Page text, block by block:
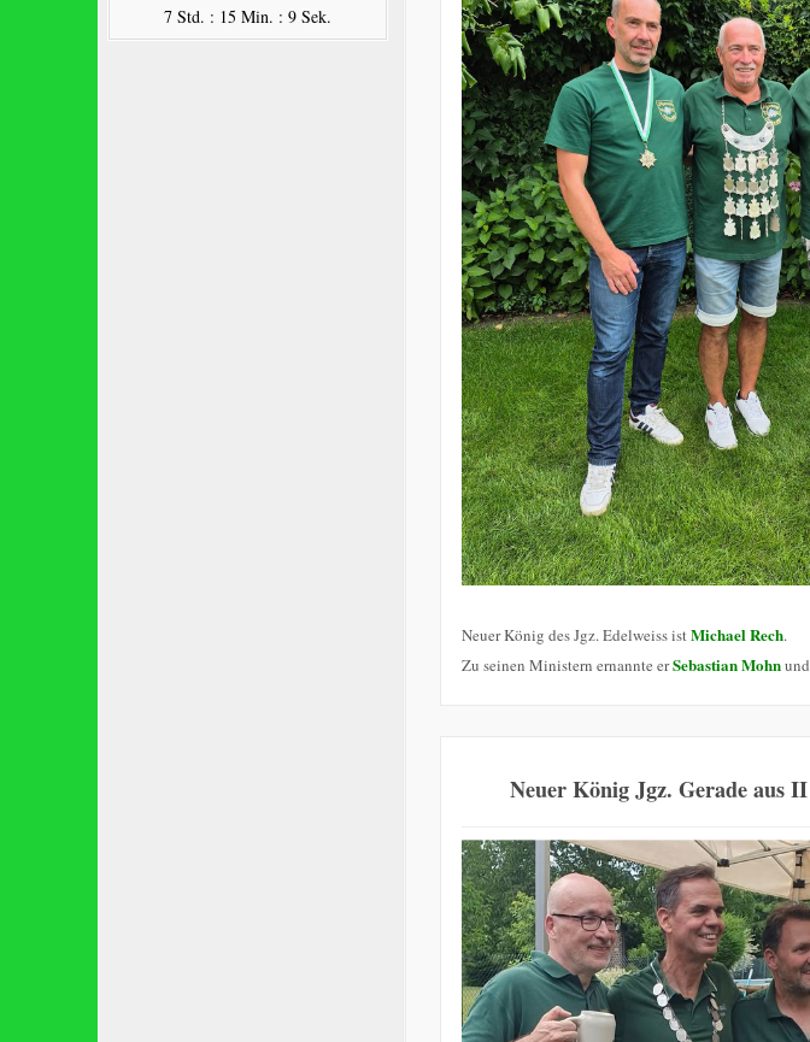
7 Std. : 15 Min. : 8 Sek.
Neuer König des Jgz. Edelweiss istMichael Rech.
Zu seinen Ministern ernannte erSebastian Mohnund
Neuer König Jgz. Gerade aus II